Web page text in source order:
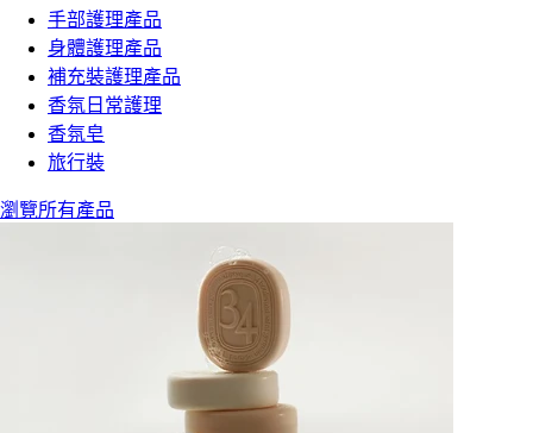
手部護理產品
身體護理產品
補充裝護理產品
香氛日常護理
香氛皂
旅行裝
瀏覽所有產品